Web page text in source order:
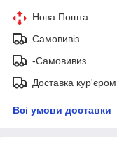
Нова Пошта
Самовивіз
-Самовивиз
Доставка кур'єром
Всі умови доставки